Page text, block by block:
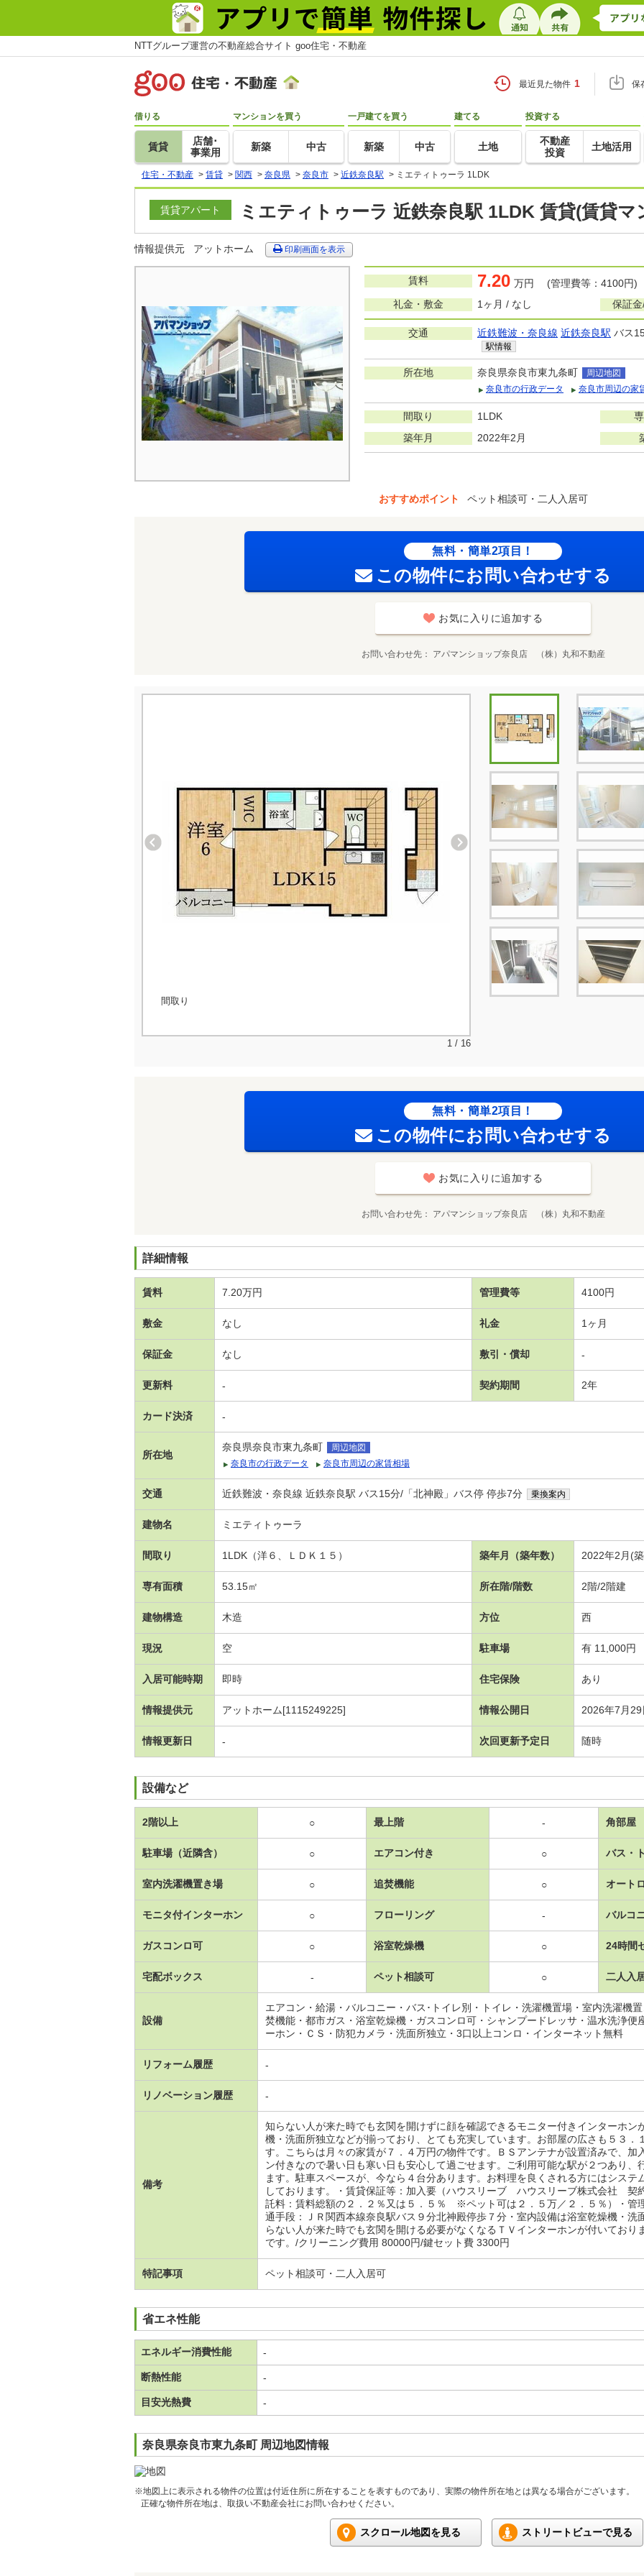
NTTグループ運営の不動産総合サイト goo住宅・不動産
最近見た物件 1 保
借りる
賃貸
店舗･
事業用
マンションを買う
新築 中古
一戸建てを買う
新築 中古
建てる
土地
投資する
不動産
投資
土地活用
住宅・不動産 > 賃貸 > 関西 > 奈良県 > 奈良市 > 近鉄奈良駅 > ミエティトゥーラ 1LDK
賃貸アパート ミエティトゥーラ 近鉄奈良駅 1LDK 賃貸(賃貸
情報提供元 アットホーム 印刷画面を表示
賃料 7.20 万円 (管理費等：4100円)
礼金・敷金
1ヶ月 / なし 保証
交通 近鉄難波・奈良線 近鉄奈良駅 バス
駅情報
所在地 奈良県奈良市東九条町
周辺地図
奈良市の行政データ
奈良市周辺の家
間取り 1LDK
築年月 2022年2月
おすすめポイント ペット相談可・二人入居可
無料・簡単2項目！
この物件にお問い合わせする
お気に入りに追加する
お問い合わせ先 アパマンショップ奈良店 （株）丸和不動産
間取り
1 / 16
無料・簡単2項目！
この物件にお問い合わせする
お気に入りに追加する
お問い合わせ先 アパマンショップ奈良店 （株）丸和不動産
詳細情報
賃料 7.20万円 管理費等 4100円
敷金 なし 礼金 1ヶ月
保証金 なし 敷引・償却 -
更新料 - 契約期間 2年
カード決済 -
所在地
奈良県奈良市東九条町
周辺地図
奈良市の行政データ
奈良市周辺の家賃相場
交通 近鉄難波・奈良線 近鉄奈良駅 バス15分/「北神殿」バス停 停歩7分 乗換案内
建物名 ミエティトゥーラ
間取り 1LDK（洋６、ＬＤＫ１５） 築年月（築年数） 2022年2月(
専有面積 53.15㎡ 所在階/階数 2階/2階建
建物構造 木造 方位 西
現況 空 駐車場 有 11,000円
入居可能時期 即時 住宅保険 あり
情報提供元 アットホーム[1115249225] 情報公開日 2026年7月29
情報更新日 - 次回更新予定日 随時
設備など
2階以上 ○ 最上階 - 角部屋
駐車場（近隣含） ○ エアコン付き ○ バス・
室内洗濯機置き場 ○ 追焚機能 ○ オート
モニタ付インターホン ○ フローリング - バルコ
ガスコンロ可 ○ 浴室乾燥機 ○ 24時間
宅配ボックス - ペット相談可 ○ 二人入
設備
エアコン・給湯・バルコニー・バス･トイレ別・トイレ・洗濯機置場・室内洗濯機
焚機能・都市ガス・浴室乾燥機・ガスコンロ可・シャンプードレッサ・温水洗浄便
ーホン・ＣＳ・防犯カメラ・洗面所独立・3口以上コンロ・インターネット無料
リフォーム履歴 -
リノベーション履歴 -
備考
知らない人が来た時でも玄関を開けずに顔を確認できるモニター付きインターホン
機・洗面所独立などが揃っており、とても充実しています。お部屋の広さも５３．
す。こちらは月々の家賃が７．４万円の物件です。ＢＳアンテナが設置済みで、加
ン付きなので暑い日も寒い日も安心して過ごせます。ご利用可能な駅が２つあり、
ます。駐車スペースが、今なら４台分あります。お料理を良くされる方にはシステ
しております。・賃貸保証等：加入要（ハウスリーブ ハウスリーブ株式会社 契
託料：賃料総額の２．２％又は５．５％ ※ペット可は２．５万／２．５％）・管
通手段：ＪＲ関西本線奈良駅バス９分北神殿停歩７分・室内設備は浴室乾燥機・洗
らない人が来た時でも玄関を開ける必要がなくなるＴＶインターホンが付いており
です。/クリーニング費用 80000円/鍵セット費 3300円
特記事項 ペット相談可・二人入居可
省エネ性能
エネルギー消費性能 -
断熱性能 -
目安光熱費 -
奈良県奈良市東九条町 周辺地図情報
※地図上に表示される物件の位置は付近住所に所在することを表すものであり、実際の物件所在地とは異なる場合がございます。
正確な物件所在地は、取扱い不動産会社にお問い合わせください。
スクロール地図を見る ストリートビューで見る